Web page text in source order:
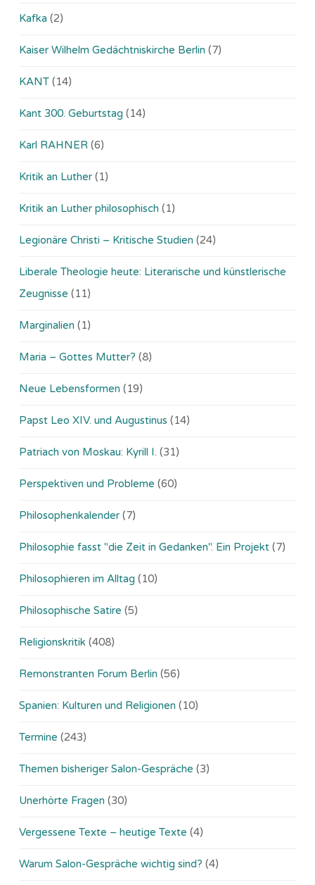
Kafka (2)
Kaiser Wilhelm Gedächtniskirche Berlin (7)
KANT (14)
Kant 300. Geburtstag (14)
Karl RAHNER (6)
Kritik an Luther (1)
Kritik an Luther philosophisch (1)
Legionäre Christi – Kritische Studien (24)
Liberale Theologie heute: Literarische und künstlerische
Zeugnisse (11)
Marginalien (1)
Maria – Gottes Mutter? (8)
Neue Lebensformen (19)
Papst Leo XIV. und Augustinus (14)
Patriach von Moskau: Kyrill I. (31)
Perspektiven und Probleme (60)
Philosophenkalender (7)
Philosophie fasst "die Zeit in Gedanken". Ein Projekt (7)
Philosophieren im Alltag (10)
Philosophische Satire (5)
Religionskritik (408)
Remonstranten Forum Berlin (56)
Spanien: Kulturen und Religionen (10)
Termine (243)
Themen bisheriger Salon-Gespräche (3)
Unerhörte Fragen (30)
Vergessene Texte – heutige Texte (4)
Warum Salon-Gespräche wichtig sind? (4)